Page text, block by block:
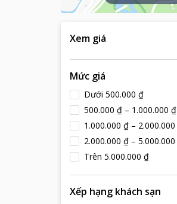
Xem giá
Mức giá
Dưới 500.000 ₫
500.000 ₫ – 1.000.000 ₫
1.000.000 ₫ –
2.000.000 ₫ –
Trên 5.000.000 ₫
Xếp hạng khách sạn